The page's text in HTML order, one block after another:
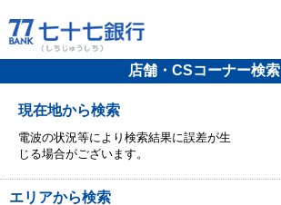
店舗・CSコーナー検索
現在地から検索
電波の状況等により検索結果に誤差が生
じる場合がございます。
エリアから検索